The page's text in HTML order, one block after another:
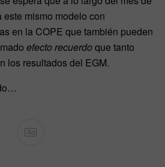
mismo modelo con
en la COPE que también pueden
efecto recuerdoque tanto
los resultados del EGM.
Ad